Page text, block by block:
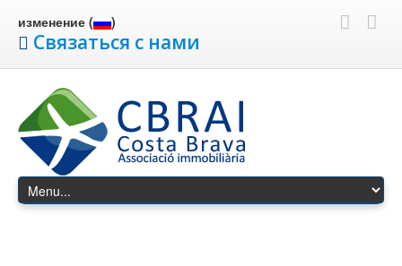
изменение ( )
Связаться с нами